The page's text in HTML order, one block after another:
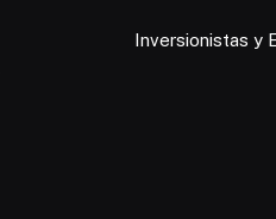
Inversionistas y